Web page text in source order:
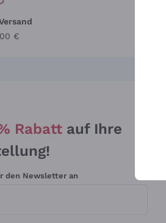
€
Rabatt auf Ihre
den Newsletter an